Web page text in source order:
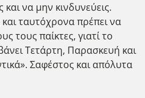
να μην κινδυνεύεις.
ταυτόχρονα πρέπει να
τους παίκτες, γιατί το
Τετάρτη, Παρασκευή και
Σαφέστος και απόλυτα